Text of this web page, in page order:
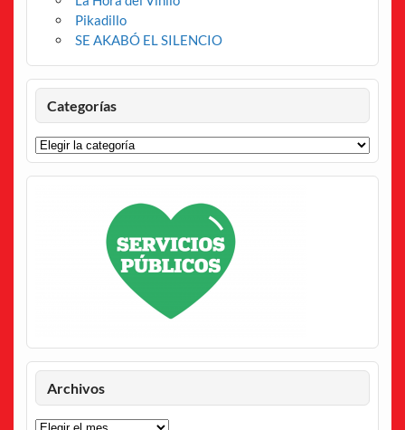
Pikadillo
SE AKABÓ EL SILENCIO
Categorías
Categorías
Archivos
Archivos